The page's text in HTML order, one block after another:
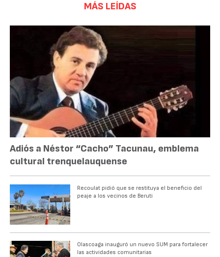
MÁS LEÍDAS
Adiós a Néstor “Cacho” Tacunau, emblema
cultural trenquelauquense
Recoulat pidió que se restituya el beneficio del
peaje a los vecinos de Beruti
Olascoaga inauguró un nuevo SUM para fortalecer
las actividades comunitarias